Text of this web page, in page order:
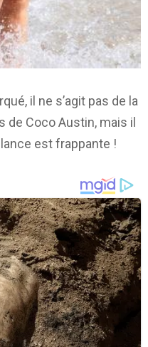
il ne s’agit pas de la
de Coco Austin, mais il
est frappante !